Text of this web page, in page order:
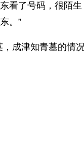
看了号码，很陌
。”
，成津知青墓的情